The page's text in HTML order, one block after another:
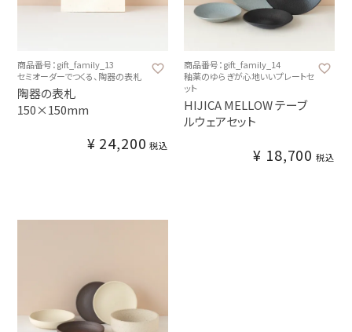
商品番号：gift_family_13
セミオーダーでつくる、陶器の表札
陶器の表札
150×150mm
¥ 24,200 税込
商品番号：gift_family_14
釉薬のゆらぎが心地いいプレートセ
ット
HIJICA MELLOW テーブ
ルウェアセット
¥ 18,700 税込